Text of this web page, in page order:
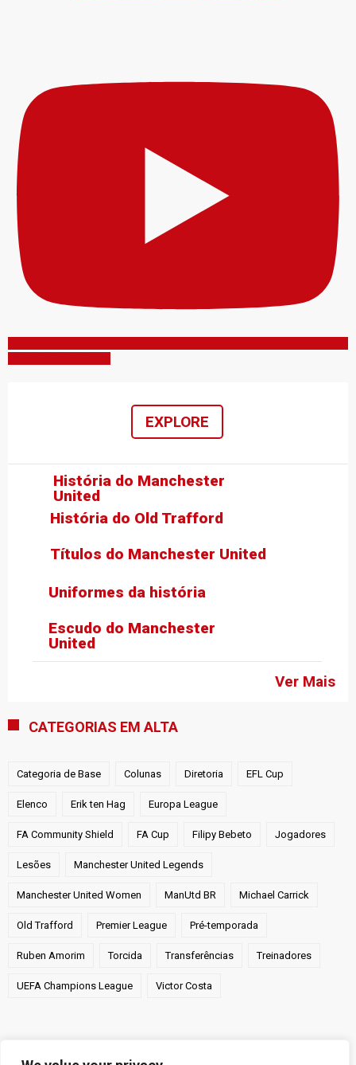
EXPLORE
História do Old Trafford
Títulos do Manchester United
Uniformes da história
Ver Mais
História do Manchester
United
Escudo do Manchester
United
CATEGORIAS EM ALTA
Categoria de Base Colunas Diretoria EFL Cup
Elenco Erik ten Hag Europa League
FA Community Shield FA Cup Filipy Bebeto Jogadores
Lesões Manchester United Legends
Manchester United Women ManUtd BR Michael Carrick
Old Trafford Premier League Pré-temporada
Ruben Amorim Torcida Transferências Treinadores
UEFA Champions League Victor Costa